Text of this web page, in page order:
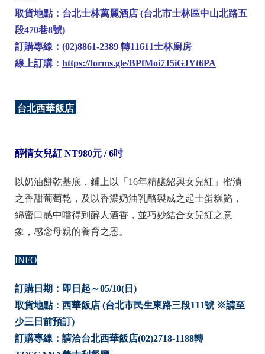
取貨地點：台北士林萬麗酒店 (台北市士林區中山北路五
段470巷8號)
訂購專線：(02)8861-2389 轉11611士林廚房
線上訂購： https://forms.gle/BPfMoi7J5iGJYt6PA
台北西華飯店
醇情女兒紅 NT980元 / 6吋
以奶油餅乾基底，鋪上以「16年精釀紹興女兒紅」蜜漬
之香甜葡萄乾，及以香濃奶油乳酪製成之起士蛋糕餡，
綿密口感中嚐得到醉人酒香，並巧妙結合女兒紅之意
象，感念母親的養育之恩。
INFO
訂購日期：即日起～05/10(日)
取貨地點：西華飯店 (台北市民生東路三段111號 ※請至
少三日前預訂)
訂購專線：請洽台北西華飯店(02)2718-1188轉